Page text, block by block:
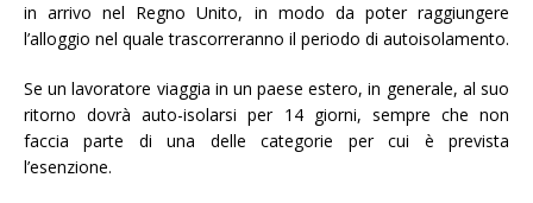
in arrivo nel Regno Unito, in modo da poter raggiungere
l’alloggio nel quale trascorreranno il periodo di autoisolamento.
Se un lavoratore viaggia in un paese estero, in generale, al suo
ritorno dovrà auto-isolarsi per 14 giorni, sempre che non
faccia parte di una delle categorie per cui è prevista
l’esenzione.